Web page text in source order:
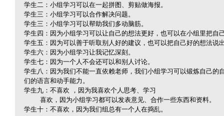
学生二：小组学习可以在一起拼图、剪贴做海报。
学生三：小组学习可以合作解决问题。
学生三：小组学习可以帮助我们多动脑筋。
学生四：因为小组学习可以让自己的想法更好，也可以在小组里把自
学生五：因为可以善于听取别人好的建议，也可以把自己好的想法说
学生六：因为小组学习让我记忆深刻。
学生七：因为一个人不会还可以和别人讨论。
学生八：因为我们不能一直依赖老师，我们小组学习可以锻炼自己的
们的语言和动手能力。
学生九：不喜欢 ，因为我喜欢个人思考、学习
        喜欢，因为小组学习都可以发表意见、合作一些东西和资料。
学生十：不喜欢，因为我们组总有一个人在捣乱。